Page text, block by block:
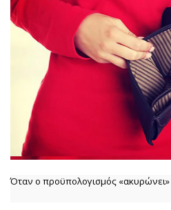
Όταν ο προϋπολογισμός «ακυρώνει»